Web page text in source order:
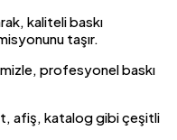
kaliteli baskı
taşır.
profesyonel baskı
afiş, katalog gibi çeşitli